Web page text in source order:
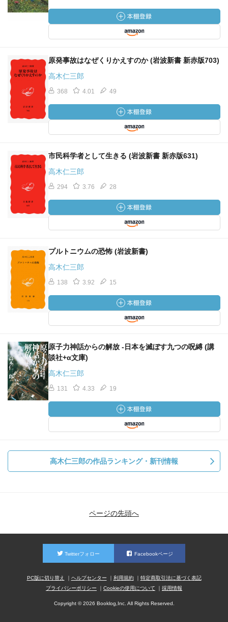
原発事故はなぜくりかえすのか (岩波新書 新赤版703)
高木仁三郎
368 4.01 49
市民科学者として生きる (岩波新書 新赤版631)
高木仁三郎
294 3.76 28
プルトニウムの恐怖 (岩波新書)
高木仁三郎
138 3.92 15
原子力神話からの解放 -日本を滅ぼす九つの呪縛 (講
談社+α文庫)
高木仁三郎
131 4.33 19
高木仁三郎の作品ランキング・新刊情報
ページの先頭へ
Twitterフォロー Facebookページ
PC版に切り替え ヘルプセンター 利用規約
特定商取引法に基づく表記
プライバシーポリシー
Cookieの使用について 採用情報
Copyright © 2026 Booklog,Inc. All Rights Reserved.